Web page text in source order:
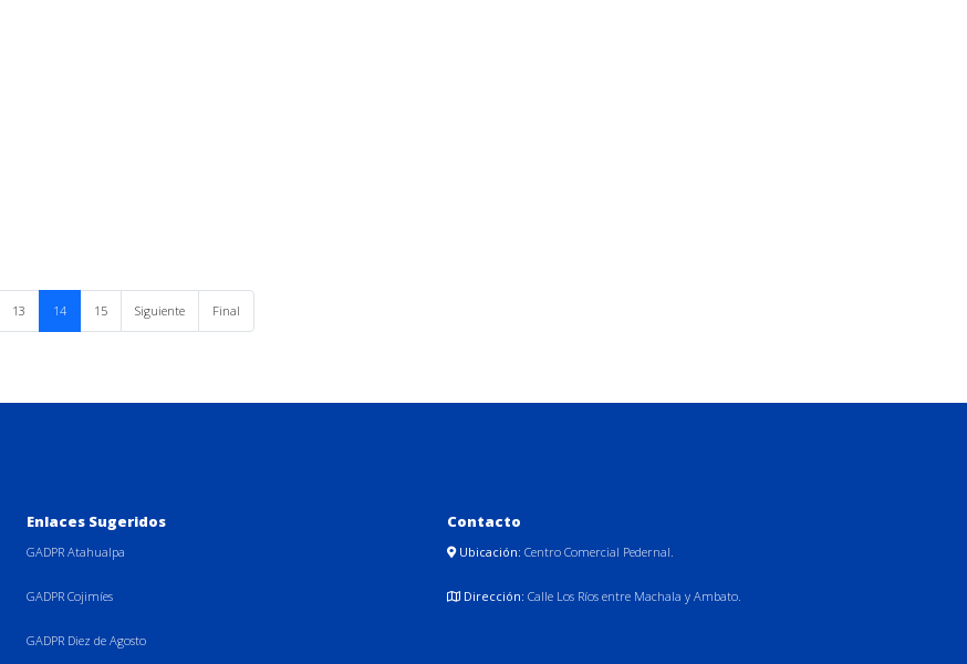
13 14 15 Siguiente Final
Enlaces Sugeridos
GADPR Atahualpa
GADPR Cojimíes
GADPR Diez de Agosto
Contacto
Ubicación: Centro Comercial Pedernal.
Dirección: Calle Los Ríos entre Machala y Ambato.